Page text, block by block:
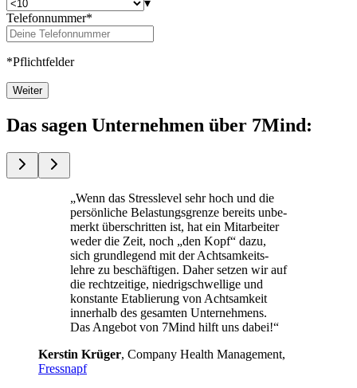
▾
Telefonnummer*
*Pflichtfelder
Weiter
Das sagen Unternehmen über 7Mind:
„Wenn das Stress­le­vel sehr hoch und die
per­sön­li­che Belas­tungs­grenze bereits unbe­
merkt über­schrit­ten ist, hat ein Mit­ar­bei­ter
weder die Zeit, noch „den Kopf“ dazu,
sich grund­le­gend mit der Acht­sam­keits­
lehre zu beschäf­ti­gen. Daher setzen wir auf
die recht­zei­tige, nied­rig­schwel­lige und
kon­stante Eta­blie­rung von Acht­sam­keit
inner­halb des gesam­ten Unterneh­mens.
Das Ange­bot von 7Mind hilft uns dabei!“
Kers­tin Krüger, Com­pany Health Manage­ment,
Fressnapf